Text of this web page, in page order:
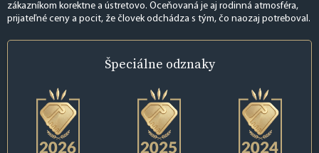
zákazníkom korektne a ústretovo. Oceňovaná je aj rodinná atmosféra,
prijateľné ceny a pocit, že človek odchádza s tým, čo naozaj potreboval.
Špeciálne odznaky